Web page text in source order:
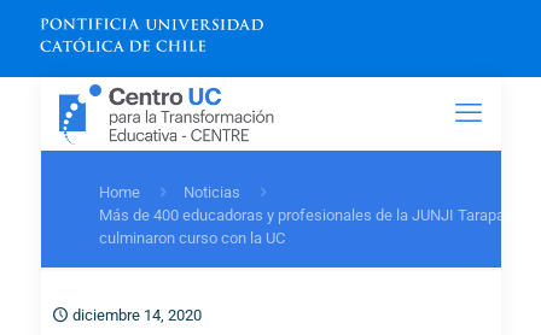
Home
Noticias
Más de 400 educadoras y profesionales de la JUNJI Tarapacá
culminaron curso con la UC
diciembre 14, 2020